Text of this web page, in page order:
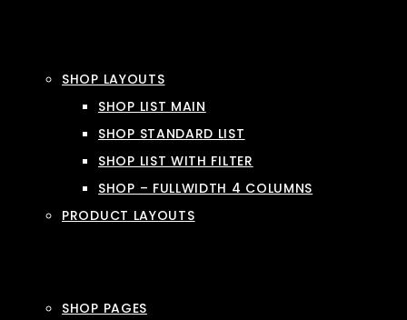
SHOP LAYOUTS
SHOP LIST MAIN
SHOP STANDARD LIST
SHOP LIST WITH FILTER
SHOP – FULLWIDTH 4 COLUMNS
PRODUCT LAYOUTS
SHOP PAGES